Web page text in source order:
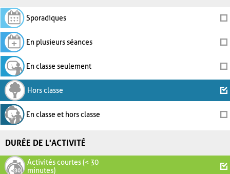
Sporadiques
En plusieurs séances
En classe seulement
Hors classe
En classe et hors classe
DURÉE DE L'ACTIVITÉ
Activités courtes (< 30
minutes)